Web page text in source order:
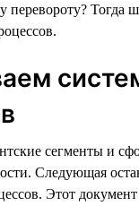
перевороту? Тогда
сегменты и
Следующая
Этот